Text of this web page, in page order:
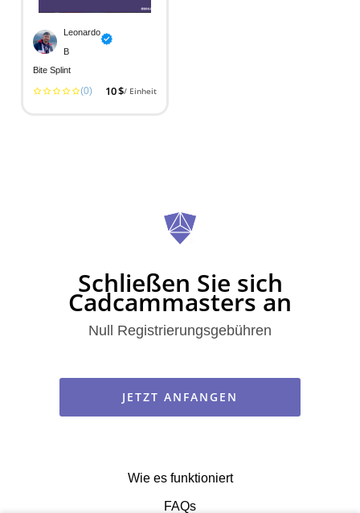
Leonardo
B
Bite Splint
(0) 10 $/ Einheit
Schließen Sie sich
Cadcammasters an
Null Registrierungsgebühren
JETZT ANFANGEN
Wie es funktioniert
FAQs